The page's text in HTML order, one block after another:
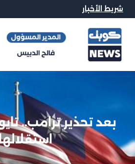
شريط الأخبار
بعد تحذير ترامب..